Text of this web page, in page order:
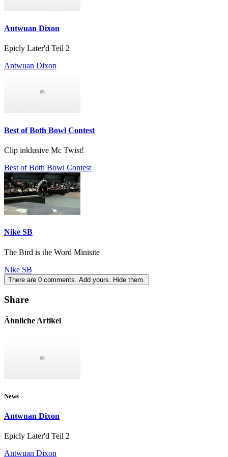
Antwuan Dixon
Epicly Later'd Teil 2
Antwuan Dixon
Best of Both Bowl Contest
Clip inklusive Mc Twist!
Best of Both Bowl Contest
Nike SB
The Bird is the Word Minisite
Nike SB
There are 0 comments. Add yours. Hide them.
Share
Ähnliche Artikel
News
Antwuan Dixon
Epicly Later'd Teil 2
Antwuan Dixon